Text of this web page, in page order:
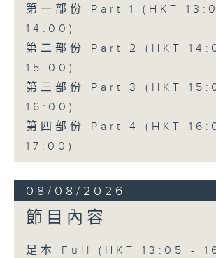
第一部份 Part 1 (HKT
14:00)
第二部份 Part 2 (HKT
15:00)
第三部份 Part 3 (HKT
16:00)
第四部份 Part 4 (HKT
17:00)
08/08/2026
節目內容
足本 Full (HKT 13:05 -